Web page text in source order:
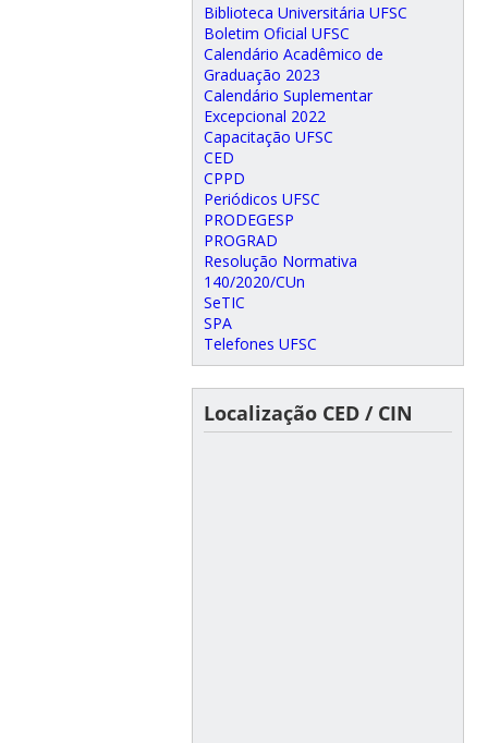
Biblioteca Universitária UFSC
Boletim Oficial UFSC
Calendário Acadêmico de
Graduação 2023
Calendário Suplementar
Excepcional 2022
Capacitação UFSC
CED
CPPD
Periódicos UFSC
PRODEGESP
PROGRAD
Resolução Normativa
140/2020/CUn
SeTIC
SPA
Telefones UFSC
Localização CED / CIN